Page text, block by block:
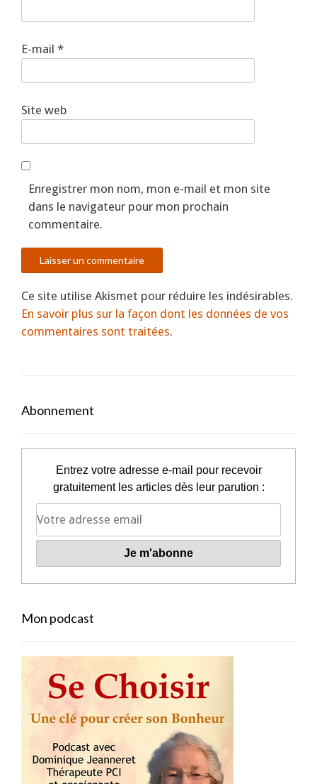
E-mail *
Site web
Enregistrer mon nom, mon e-mail et mon site
dans le navigateur pour mon prochain
commentaire.
Ce site utilise Akismet pour réduire les indésirables.
En savoir plus sur la façon dont les données de vos
commentaires sont traitées.
Abonnement
Entrez votre adresse e-mail pour recevoir
gratuitement les articles dès leur parution :
Mon podcast